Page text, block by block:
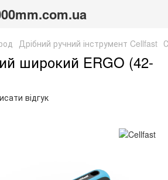
Дрібний ручний інструмент Cellfast
широкий ERGO (42-
відгук